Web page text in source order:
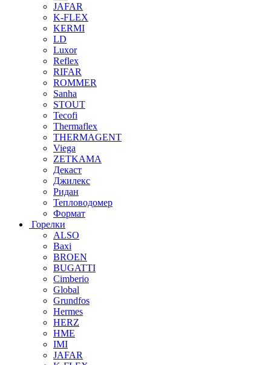
JAFAR
K-FLEX
KERMI
LD
Luxor
Reflex
RIFAR
ROMMER
Sanha
STOUT
Tecofi
Thermaflex
THERMAGENT
Viega
ZETKAMA
Декаст
Джилекс
Ридан
Тепловодомер
Формат
Горелки
ALSO
Baxi
BROEN
BUGATTI
Cimberio
Global
Grundfos
Hermes
HERZ
HME
IMI
JAFAR